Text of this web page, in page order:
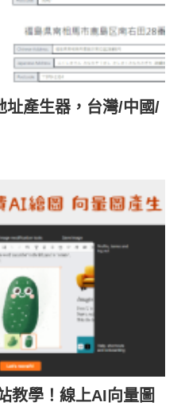
產生器，台灣/中國/
教學！線上AI向量圖